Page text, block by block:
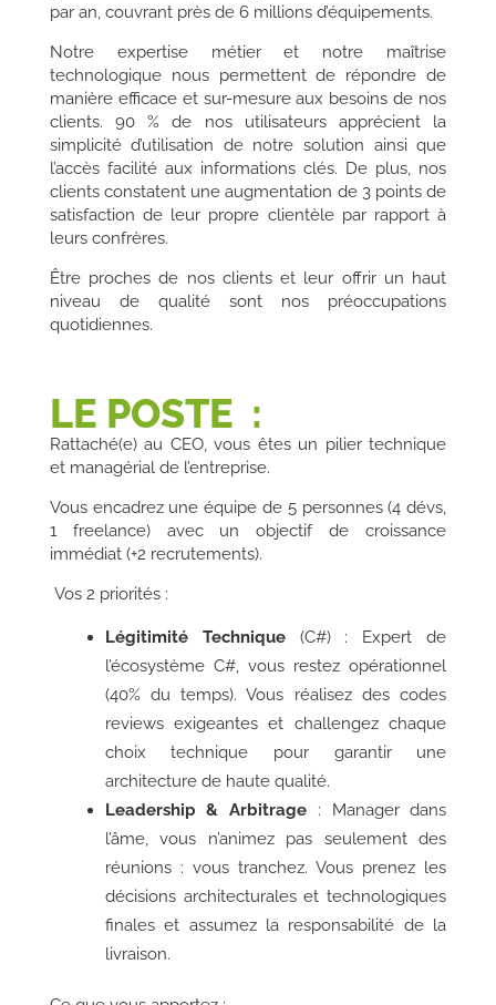
par an, couvrant près de 6 millions d’équipements.
Notre expertise métier et notre maîtrise
technologique nous permettent de répondre de
manière efficace et sur-mesure aux besoins de nos
clients. 90 % de nos utilisateurs apprécient la
simplicité d’utilisation de notre solution ainsi que
l’accès facilité aux informations clés. De plus, nos
clients constatent une augmentation de 3 points de
satisfaction de leur propre clientèle par rapport à
leurs confrères.
Être proches de nos clients et leur offrir un haut
niveau de qualité sont nos préoccupations
quotidiennes.
LE POSTE :
Rattaché(e) au CEO,vous êtes un pilier technique
et managérial de l’entreprise.
Vous encadrez une équipe de 5 personnes (4 dévs,
1 freelance) avec un objectif de croissance
immédiat (+2 recrutements).
Vos 2 priorités:
Légitimité Technique(C#) : Expert de
l’écosystème C#, vous restez opérationnel
(40% du temps). Vous réalisez des codes
reviews exigeantes et challengez chaque
choix technique pour garantir une
architecture de haute qualité.
Leadership & Arbitrage : Manager dans
l’âme, vous n’animez pas seulement des
réunions : vous tranchez. Vous prenez les
décisions architecturales et technologiques
finales et assumez la responsabilité de la
livraison.